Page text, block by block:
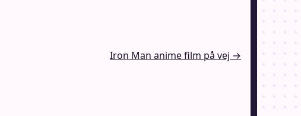
Iron Man anime film på vej →